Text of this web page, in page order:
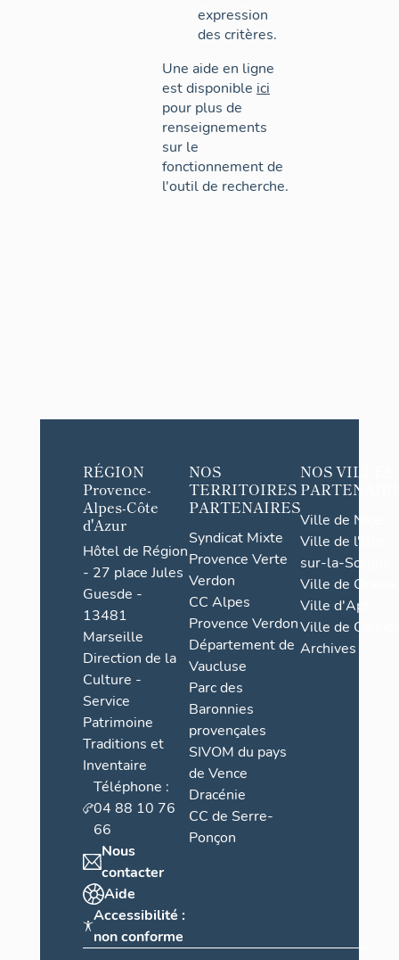
expression
des critères.
Une aide en ligne
est disponible ici
pour plus de
renseignements
sur le
fonctionnement de
l'outil de recherche.
RÉGION
Provence-
Alpes-Côte
d'Azur
Hôtel de Région
- 27 place Jules
Guesde -
13481
Marseille
Direction de la
Culture -
Service
Patrimoine
Traditions et
Inventaire
Téléphone :
04 88 10 76
66
Nous
contacter
Aide
Accessibilité :
non conforme
NOS
TERRITOIRES
PARTENAIRES
Syndicat Mixte
Provence Verte
Verdon
CC Alpes
Provence Verdon
Département de
Vaucluse
Parc des
Baronnies
provençales
SIVOM du pays
de Vence
Dracénie
CC de Serre-
Ponçon
NOS VILLES
Ville de Nice
Ville de l'Isle-
sur-la-Sorgue
Ville de Grasse
Ville d'Apt
Ville de
Archives